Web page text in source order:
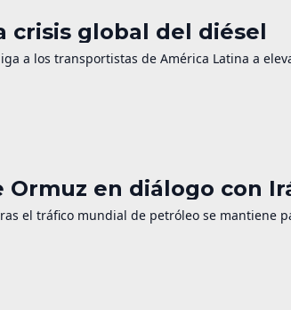
crisis global del diésel
a los transportistas de América Latina a
en diálogo con
el tráfico mundial de petróleo se mantiene